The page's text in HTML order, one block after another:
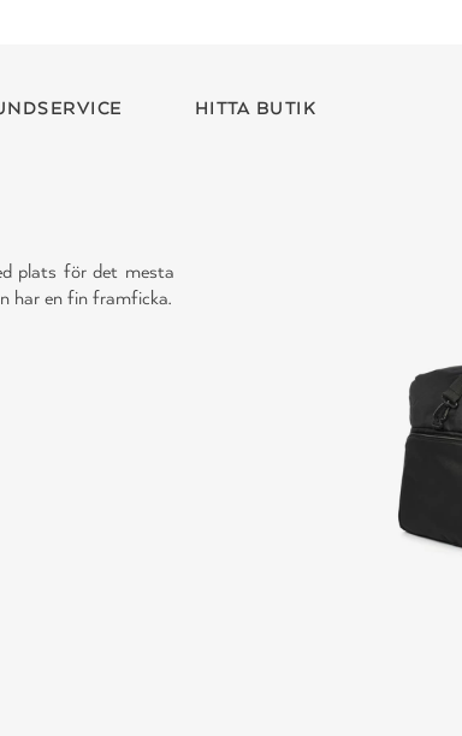
HITTA BUTIK
plats för det mesta
har en fin framficka.